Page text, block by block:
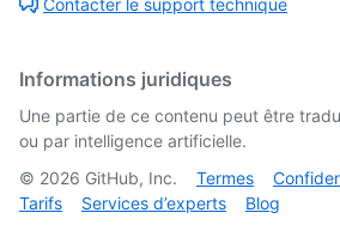
Contacter le support technique
Informations juridiques
Une partie de ce contenu peut être
ou par intelligence artificielle.
© 2026 GitHub, Inc. Termes
Tarifs
Services d’experts Blog